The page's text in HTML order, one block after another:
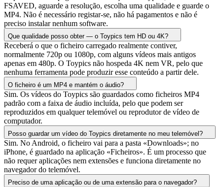
FSAVED, aguarde a resolução, escolha uma qualidade e guarde o
MP4. Não é necessário registar-se, não há pagamentos e não é
preciso instalar nenhum software.
Que qualidade posso obter — o Toypics tem HD ou 4K?
Receberá o que o ficheiro carregado realmente contiver,
normalmente 720p ou 1080p, com alguns vídeos mais antigos
apenas em 480p. O Toypics não hospeda 4K nem VR, pelo que
nenhuma ferramenta pode produzir esse conteúdo a partir dele.
O ficheiro é um MP4 e mantém o áudio?
Sim. Os vídeos do Toypics são guardados como ficheiros MP4
padrão com a faixa de áudio incluída, pelo que podem ser
reproduzidos em qualquer telemóvel ou reprodutor de vídeo de
computador.
Posso guardar um vídeo do Toypics diretamente no meu telemóvel?
Sim. No Android, o ficheiro vai para a pasta «Downloads»; no
iPhone, é guardado na aplicação «Ficheiros». É um processo que
não requer aplicações nem extensões e funciona diretamente no
navegador do telemóvel.
Preciso de uma aplicação ou de uma extensão para o navegador?